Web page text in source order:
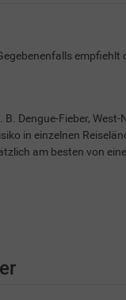
empfiehlt
Dengue-Fieber, West-
in einzelnen
am besten von